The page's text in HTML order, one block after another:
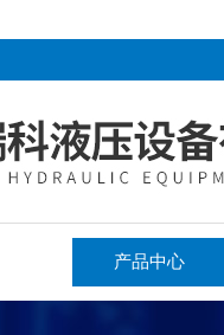
产品中心